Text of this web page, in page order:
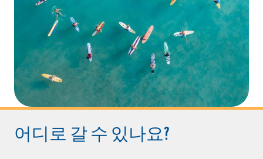
어디로 갈 수 있나요?